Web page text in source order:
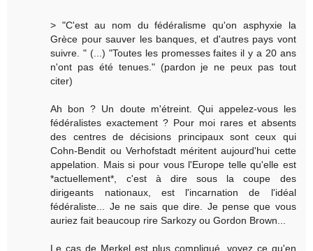
> "C'est au nom du fédéralisme qu'on asphyxie la
Grèce pour sauver les banques, et d'autres pays vont
suivre. " (...) "Toutes les promesses faites il y a 20 ans
n'ont pas été tenues." (pardon je ne peux pas tout
citer)
Ah bon ? Un doute m'étreint. Qui appelez-vous les
fédéralistes exactement ? Pour moi rares et absents
des centres de décisions principaux sont ceux qui
Cohn-Bendit ou Verhofstadt méritent aujourd'hui cette
appelation. Mais si pour vous l'Europe telle qu'elle est
*actuellement*, c'est à dire sous la coupe des
dirigeants nationaux, est l'incarnation de l'idéal
fédéraliste... Je ne sais que dire. Je pense que vous
auriez fait beaucoup rire Sarkozy ou Gordon Brown...
Le cas de Merkel est plus compliqué, voyez ce qu'en